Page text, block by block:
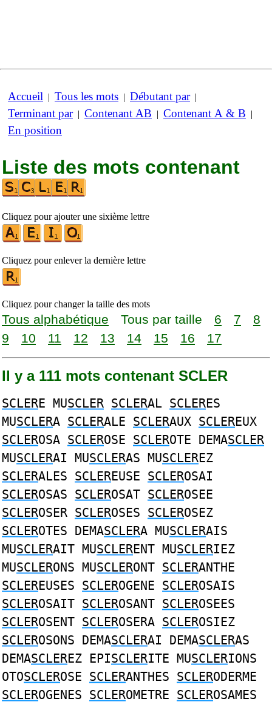
Accueil | Tous les mots | Débutant par|
Terminant par| Contenant AB | Contenant A & B |
En position
Liste des mots contenant
Cliquez pour ajouter une sixième lettre
Cliquez pour enlever la dernière lettre
Cliquez pour changer la taille des mots
Tous alphabétique Tous par taille 6 7
8
9
10 11 12 13 14 15 16 17
Il y a 111 mots contenant SCLER
SCLERE MUSCLER SCLERAL SCLERES
MUSCLERA SCLERALE SCLERAUX SCLEREUX
SCLEROSA SCLEROSE SCLEROTE DEMASCLER
MUSCLERAI MUSCLERAS MUSCLEREZ
SCLERALES SCLEREUSE SCLEROSAI
SCLEROSAS SCLEROSAT SCLEROSEE
SCLEROSER SCLEROSES SCLEROSEZ
SCLEROTES DEMASCLERA MUSCLERAIS
MUSCLERAIT MUSCLERENT MUSCLERIEZ
MUSCLERONS MUSCLERONT SCLERANTHE
SCLEREUSES SCLEROGENE SCLEROSAIS
SCLEROSAIT SCLEROSANT SCLEROSEES
SCLEROSENT SCLEROSERA SCLEROSIEZ
SCLEROSONS DEMASCLERAI DEMASCLERAS
DEMASCLEREZ EPISCLERITE MUSCLERIONS
OTOSCLEROSE SCLERANTHES SCLERODERME
SCLEROGENES SCLEROMETRE SCLEROSAMES